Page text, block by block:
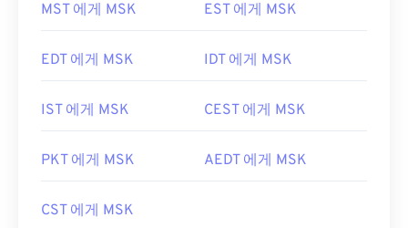
MST 에게 MSK EST 에게 MSK
EDT 에게 MSK IDT 에게 MSK
IST 에게 MSK CEST 에게 MSK
PKT 에게 MSK AEDT 에게 MSK
CST 에게 MSK